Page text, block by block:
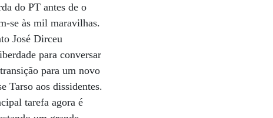
do PT antes de o
se às mil maravilhas.
José Dirceu
para conversar
para um novo
Tarso aos dissidentes.
tarefa agora é